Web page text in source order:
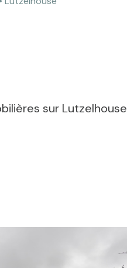
sur Lutzelhouse